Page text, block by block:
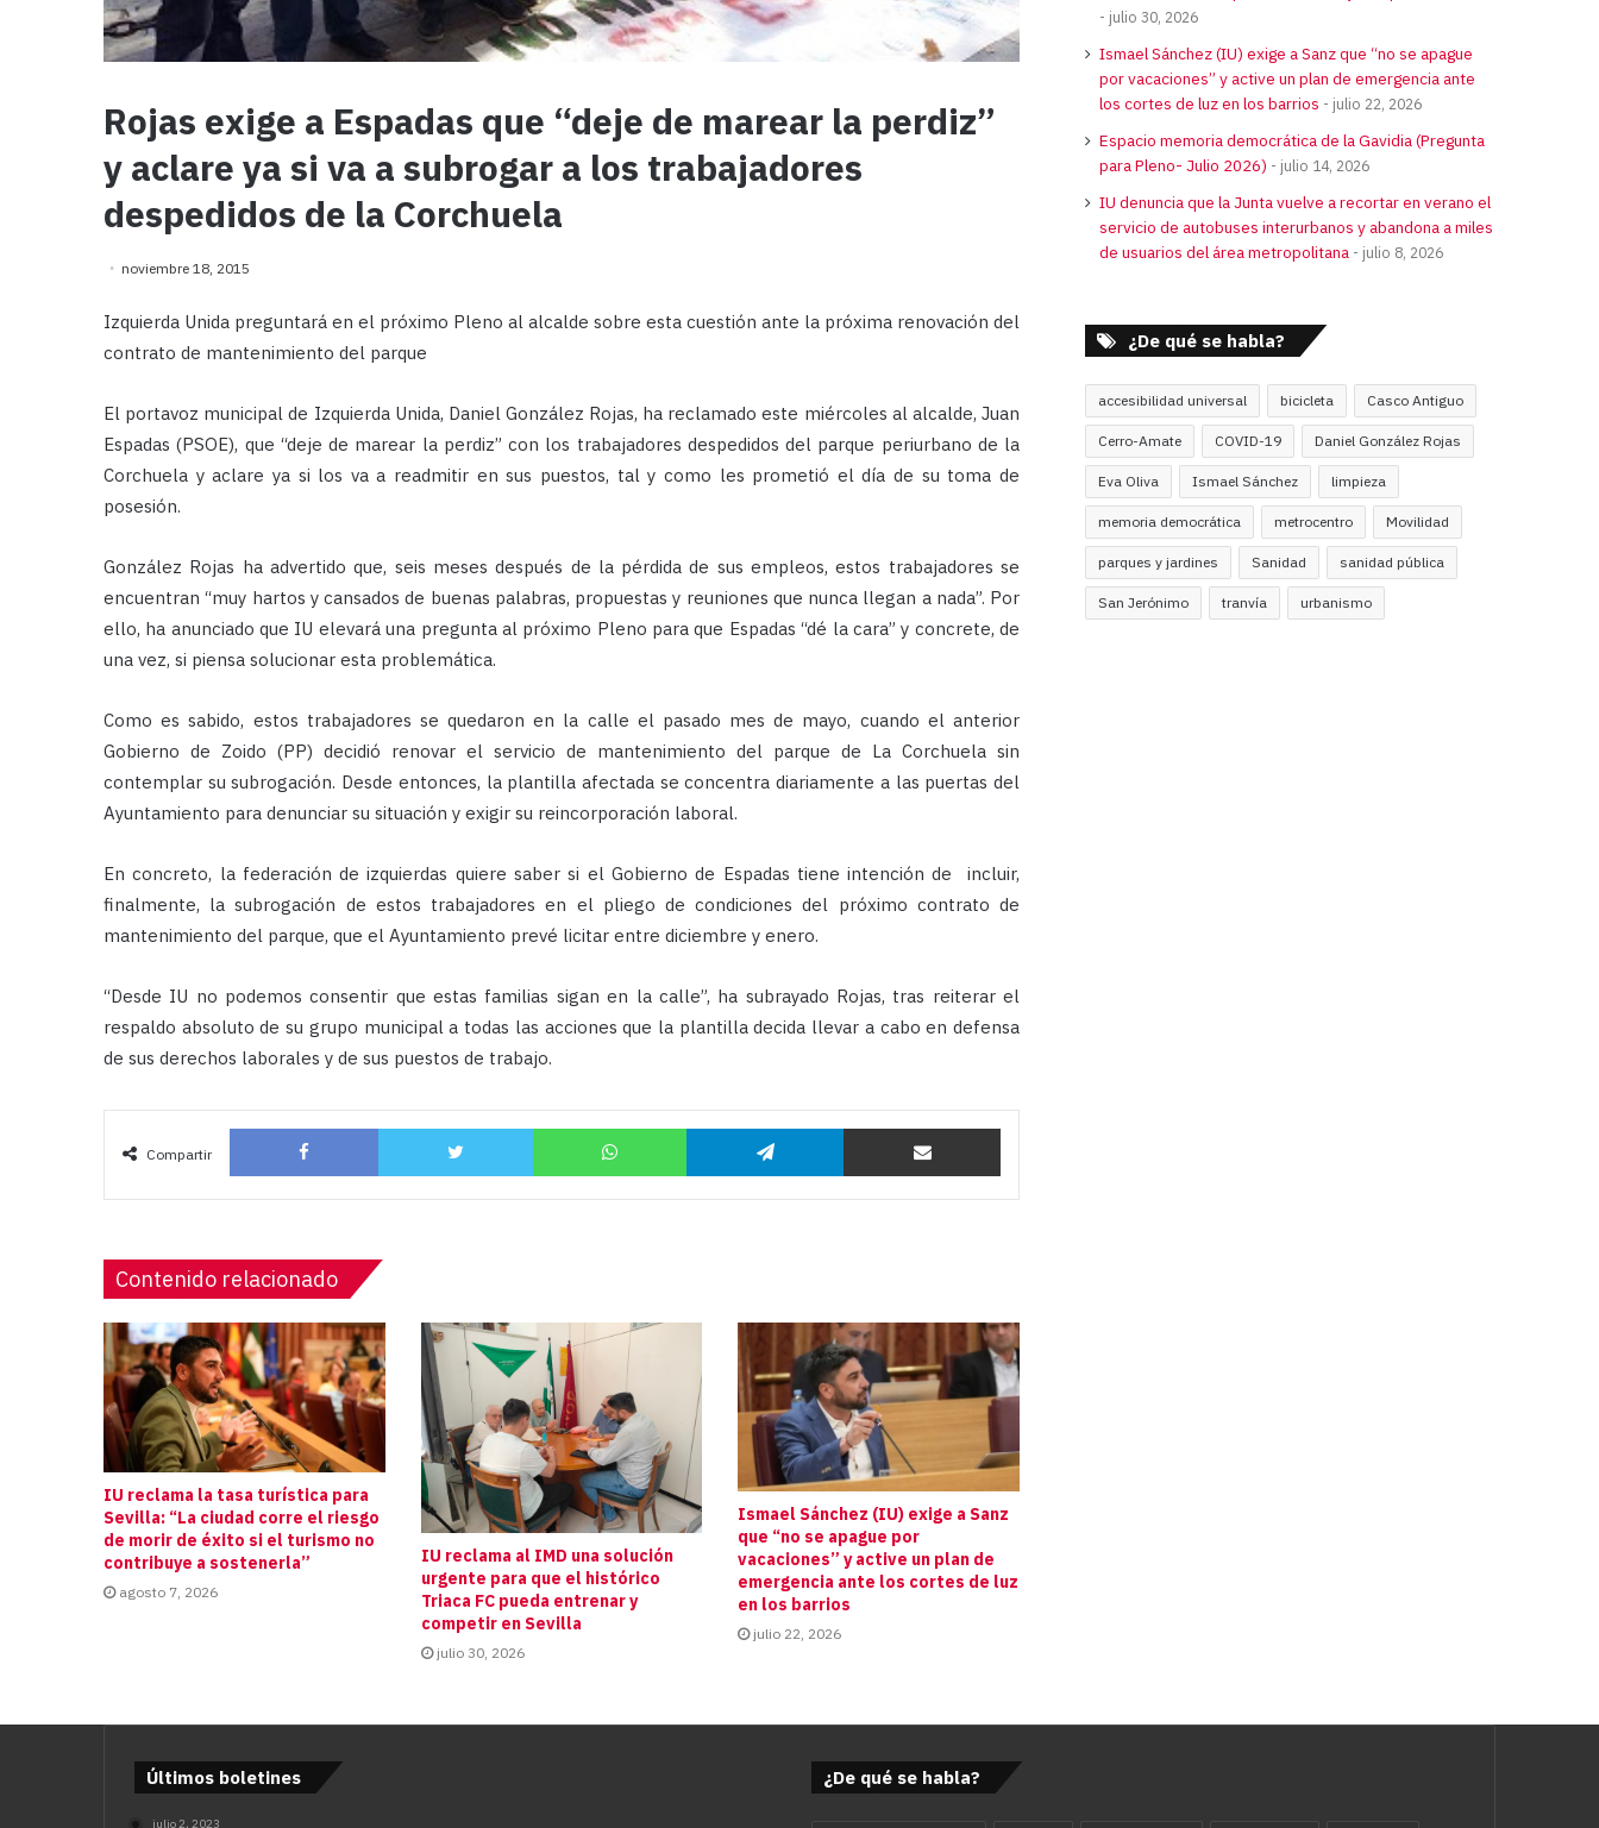
Rojas exige a Espadas que “deje de marear la perdiz”
y aclare ya si va a subrogar a los trabajadores
despedidos de la Corchuela
noviembre 18, 2015
Izquierda Unida preguntará en el próximo Pleno al alcalde sobre esta cuestión ante la próxima renovación del
contrato de mantenimiento del parque
El portavoz municipal de Izquierda Unida, Daniel González Rojas, ha reclamado este miércoles al alcalde, Juan
Espadas (PSOE), que “deje de marear la perdiz” con los trabajadores despedidos del parque periurbano de la
Corchuela y aclare ya si los va a readmitir en sus puestos, tal y como les prometió el día de su toma de
posesión.
González Rojas ha advertido que, seis meses después de la pérdida de sus empleos, estos trabajadores se
encuentran “muy hartos y cansados de buenas palabras, propuestas y reuniones que nunca llegan a nada”. Por
ello, ha anunciado que IU elevará una pregunta al próximo Pleno para que Espadas “dé la cara” y concrete, de
una vez, si piensa solucionar esta problemática.
Como es sabido, estos trabajadores se quedaron en la calle el pasado mes de mayo, cuando el anterior
Gobierno de Zoido (PP) decidió renovar el servicio de mantenimiento del parque de La Corchuela sin
contemplar su subrogación. Desde entonces, la plantilla afectada se concentra diariamente a las puertas del
Ayuntamiento para denunciar su situación y exigir su reincorporación laboral.
En concreto, la federación de izquierdas quiere saber si el Gobierno de Espadas tiene intención de incluir,
finalmente, la subrogación de estos trabajadores en el pliego de condiciones del próximo contrato de
mantenimiento del parque, que el Ayuntamiento prevé licitar entre diciembre y enero.
“Desde IU no podemos consentir que estas familias sigan en la calle”, ha subrayado Rojas, tras reiterar el
respaldo absoluto de su grupo municipal a todas las acciones que la plantilla decida llevar a cabo en defensa
de sus derechos laborales y de sus puestos de trabajo.
Compartir
Facebook Twitter WhatsApp Telegram Compartir por correo
Contenido relacionado
IU reclama la tasa turística para
Sevilla: “La ciudad corre el riesgo
de morir de éxito si el turismo no
contribuye a sostenerla”
agosto 7, 2026
IU reclama al IMD una solución
urgente para que el histórico
Triaca FC pueda entrenar y
competir en Sevilla
julio 30, 2026
Ismael Sánchez (IU) exige a Sanz
que “no se apague por
vacaciones” y active un plan de
emergencia ante los cortes de luz
en los barrios
julio 22, 2026
julio 30, 2026
Ismael Sánchez (IU) exige a Sanz que “no se apague
por vacaciones” y active un plan de emergencia ante
los cortes de luz en los barrios
julio 22, 2026
Espacio memoria democrática de la Gavidia (Pregunta
para Pleno- Julio 2026)
julio 14, 2026
IU denuncia que la Junta vuelve a recortar en verano el
servicio de autobuses interurbanos y abandona a miles
de usuarios del área metropolitana
julio 8, 2026
¿De qué se habla?
accesibilidad universal bicicleta Casco Antiguo
Cerro-Amate COVID-19 Daniel González Rojas
Eva Oliva Ismael Sánchez limpieza
memoria democrática metrocentro Movilidad
parques y jardines Sanidad sanidad pública
San Jerónimo tranvía urbanismo
Últimos boletines
julio 2, 2023
¿De qué se habla?